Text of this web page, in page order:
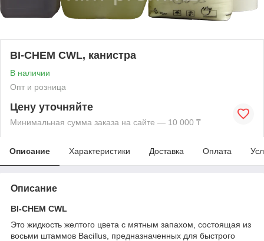
BI-CHEM СWL, канистра
В наличии
Опт и розница
Цену уточняйте
Минимальная сумма заказа на сайте — 10 000 ₸
Описание Характеристики Доставка Оплата
Описание
BI-CHEM СWL
Это жидкость желтого цвета с мятным запахом, состоящая из
восьми штаммов Bacillus, предназначенных для быстрого